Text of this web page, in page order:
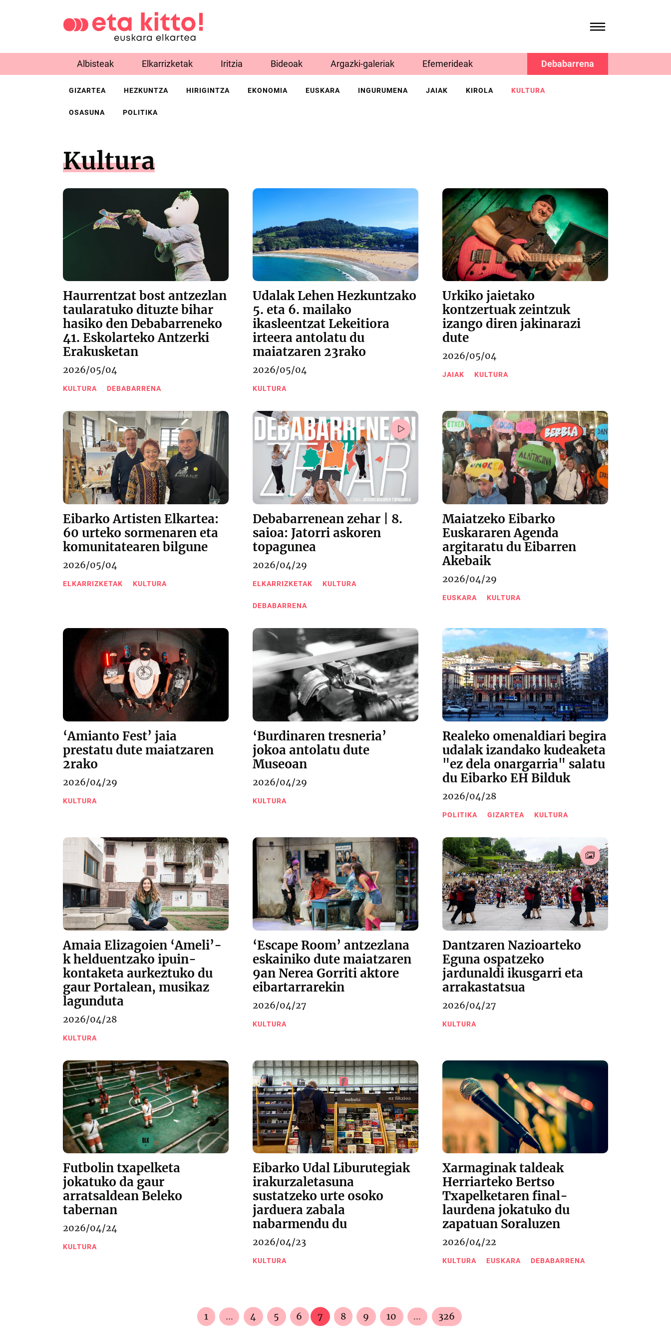
Albisteak Elkarrizketak Iritzia Bideoak Argazki-galeriak Efemerideak Debabarrena
GIZARTEA HEZKUNTZA HIRIGINTZA EKONOMIA EUSKARA INGURUMENA JAIAK KIROLA KULTURA
OSASUNA POLITIKA
Kultura
Haurrentzat bost antzezlan
taularatuko dituzte bihar
hasiko den Debabarreneko
41. Eskolarteko Antzerki
Erakusketan
2026/05/04
KULTURA DEBABARRENA
Udalak Lehen Hezkuntzako
5. eta 6. mailako
ikasleentzat Lekeitiora
irteera antolatu du
maiatzaren 23rako
2026/05/04
KULTURA
Urkiko jaietako
kontzertuak zeintzuk
izango diren jakinarazi
dute
2026/05/04
JAIAK KULTURA
Eibarko Artisten Elkartea:
60 urteko sormenaren eta
komunitatearen bilgune
2026/05/04
ELKARRIZKETAK KULTURA
Debabarrenean zehar | 8.
saioa: Jatorri askoren
topagunea
2026/04/29
ELKARRIZKETAK KULTURA
DEBABARRENA
Maiatzeko Eibarko
Euskararen Agenda
argitaratu du Eibarren
Akebaik
2026/04/29
EUSKARA KULTURA
‘Amianto Fest’ jaia
prestatu dute maiatzaren
2rako
2026/04/29
KULTURA
‘Burdinaren tresneria’
jokoa antolatu dute
Museoan
2026/04/29
KULTURA
Realeko omenaldiari begira
udalak izandako kudeaketa
"ez dela onargarria" salatu
du Eibarko EH Bilduk
2026/04/28
POLITIKA GIZARTEA KULTURA
Amaia Elizagoien ‘Ameli’-
k helduentzako ipuin-
kontaketa aurkeztuko du
gaur Portalean, musikaz
lagunduta
2026/04/28
KULTURA
‘Escape Room’ antzezlana
eskainiko dute maiatzaren
9an Nerea Gorriti aktore
eibartarrarekin
2026/04/27
KULTURA
Dantzaren Nazioarteko
Eguna ospatzeko
jardunaldi ikusgarri eta
arrakastatsua
2026/04/27
KULTURA
Futbolin txapelketa
jokatuko da gaur
arratsaldean Beleko
tabernan
2026/04/24
KULTURA
Eibarko Udal Liburutegiak
irakurzaletasuna
sustatzeko urte osoko
jarduera zabala
nabarmendu du
2026/04/23
KULTURA
Xarmaginak taldeak
Herriarteko Bertso
Txapelketaren final-
laurdena jokatuko du
zapatuan Soraluzen
2026/04/22
KULTURA EUSKARA DEBABARRENA
1 ... 4 5 6 7 8 9 10 ... 326